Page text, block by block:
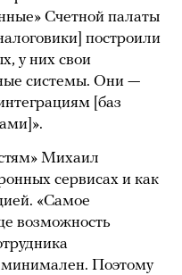
Счетной палаты
построили
у них свои
системы. Они —
[баз
Михаил
сервисах и как
«Самое
возможность
Поэтому